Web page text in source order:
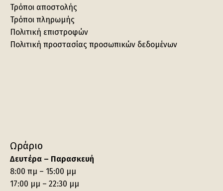
Τρόποι αποστολής
Τρόποι πληρωμής
Πολιτική επιστροφών
Πολιτική προστασίας προσωπικών δεδομένων
Ωράριο
Δευτέρα – Παρασκευή
8:00 πμ – 15:00 μμ
17:00 μμ – 22:30 μμ